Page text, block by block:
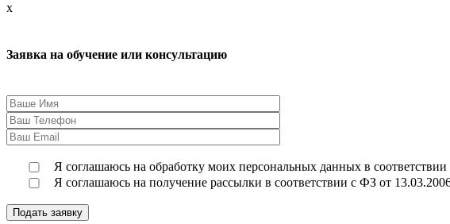
x
Заявка на обучение или консультацию
Я соглашаюсь на обработку моих персональных данных в
Я соглашаюсь на получение рассылки в соответствии с ФЗ от
Подать заявку